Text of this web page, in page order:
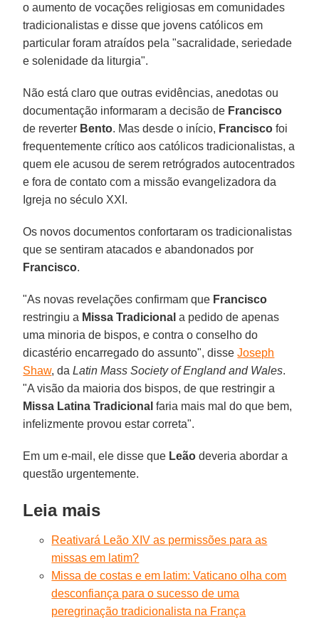
o aumento de vocações religiosas em comunidades
tradicionalistas e disse que jovens católicos em
particular foram atraídos pela "sacralidade, seriedade
e solenidade da liturgia".
Não está claro que outras evidências, anedotas ou
documentação informaram a decisão de Francisco
de reverter Bento. Mas desde o início, Francisco foi
frequentemente crítico aos católicos tradicionalistas, a
quem ele acusou de serem retrógrados autocentrados
e fora de contato com a missão evangelizadora da
Igreja no século XXI.
Os novos documentos confortaram os tradicionalistas
que se sentiram atacados e abandonados por
Francisco.
"As novas revelações confirmam que Francisco
restringiu a Missa Tradicional a pedido de apenas
uma minoria de bispos, e contra o conselho do
dicastério encarregado do assunto", disseJoseph
Shaw, daLatin Mass Society of England and Wales.
"A visão da maioria dos bispos, de que restringir a
Missa Latina Tradicional faria mais mal do que bem,
infelizmente provou estar correta".
Em um e-mail, ele disse que Leão deveria abordar a
questão urgentemente.
Leia mais
Reativará Leão XIV as permissões para as
missas em latim?
Missa de costas e em latim: Vaticano olha com
desconfiança para o sucesso de uma
peregrinação tradicionalista na França